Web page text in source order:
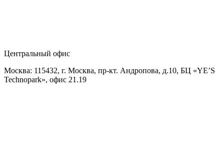
Центральный офис
Москва: 115432, г. Москва, пр-кт. Андропова, д.10, БЦ «YE’S
Technopark», офис 21.19